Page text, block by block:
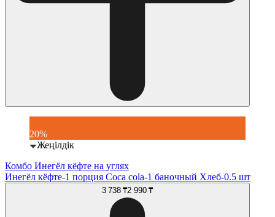
20%
Жеңілдік
Комбо Инегёл кёфте на углях
Инегёл кёфте-1 порция Coca cola-1 баночный Хлеб-0.5 шт
3 738 ₸2 990 ₸